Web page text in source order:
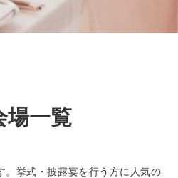
場一覧
挙式・披露宴を行う方に人気の